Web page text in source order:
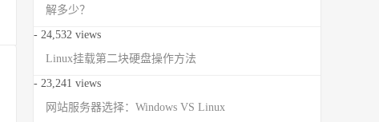
解多少？
- 24,532 views
Linux挂载第二块硬盘操作方法
- 23,241 views
网站服务器选择：Windows VS Linux